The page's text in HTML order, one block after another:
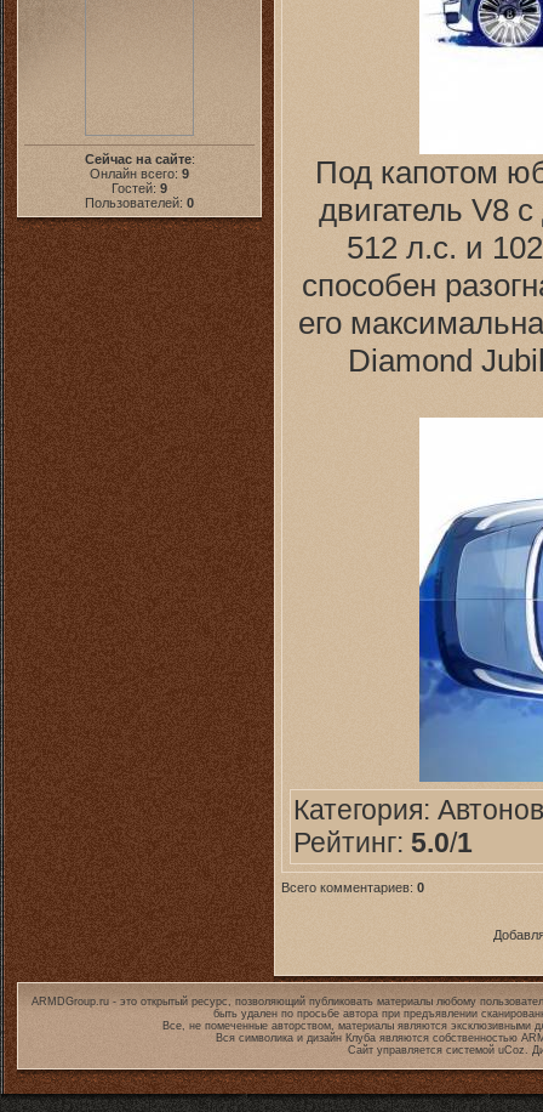
Сейчас на сайте:
Онлайн всего: 9
Гостей: 9
Пользователей: 0
Под капотом
двигатель V8
512 л.с. и
способен
его
Diamond
Категория:
Рейтинг: 5.0/1
Всего комментариев: 0
ARMDGroup.ru - это открытый ресурс, позволяющий публиковать материалы любому
быть удален по просьбе автора при предъявлении
Все, не помеченные авторством, материалы являются эксклюзивными
Вся символика и дизайн Клуба являются собственностью
Сайт управляется системой uCoz.